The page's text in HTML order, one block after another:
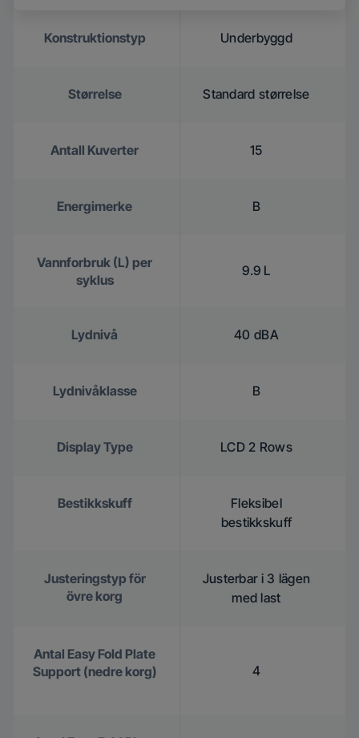
Konstruktionstyp Underbyggd
Størrelse Standard størrelse
Antall Kuverter 15
Energimerke B
Vannforbruk (L) per
syklus
9.9 L
Lydnivå 40 dBA
Lydnivåklasse B
Display Type LCD 2 Rows
Bestikkskuff
Fleksibel
bestikkskuff
Justeringstyp för
övre korg
Justerbar i 3 lägen
med last
Antal Easy Fold Plate
Support (nedre korg)
4